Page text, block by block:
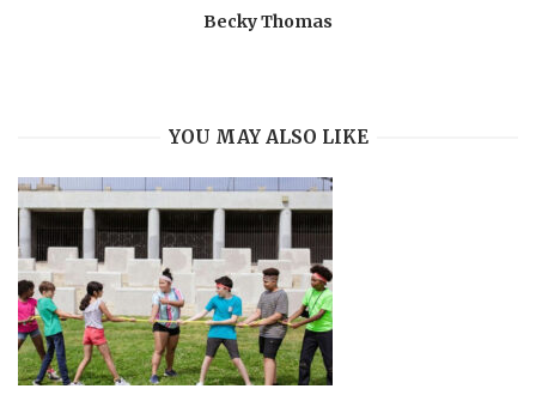
Becky Thomas
YOU MAY ALSO LIKE